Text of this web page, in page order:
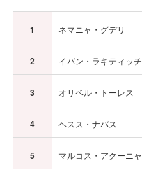
1 ネマニャ・グデリ
2 イバン・ラキティッチ
3 オリベル・トーレス
4 ヘスス・ナバス
5 マルコス・アクーニャ